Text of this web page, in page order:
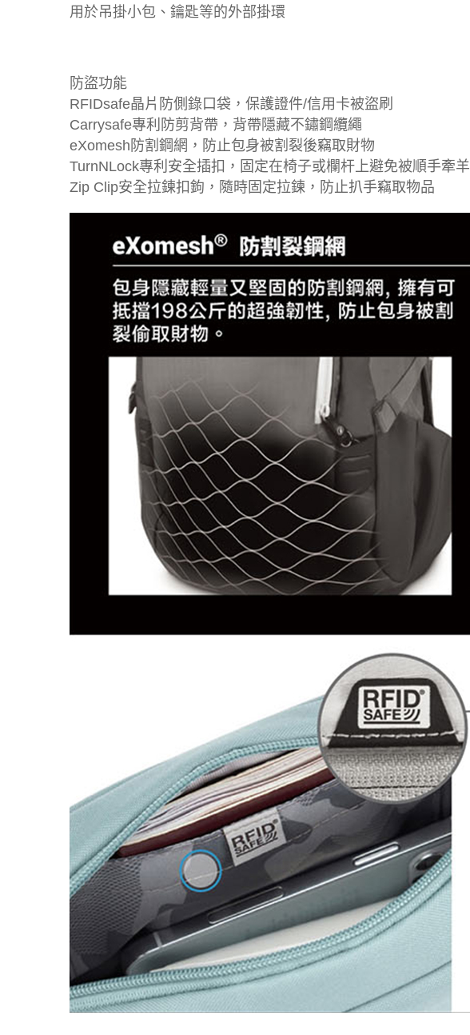
用於吊掛小包、鑰匙等的外部掛環
防盜功能
RFIDsafe晶片防側錄口袋，保護證件/信用卡被盜刷
Carrysafe專利防剪背帶，背帶隱藏不鏽鋼纜繩
eXomesh防割鋼網，防止包身被割裂後竊取財物
TurnNLock專利安全插扣，固定在椅子或欄杆上避免被順手牽羊
Zip Clip安全拉鍊扣鉤，隨時固定拉鍊，防止扒手竊取物品